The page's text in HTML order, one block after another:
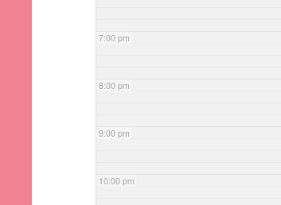
7:00 pm
8:00 pm
9:00 pm
10:00 pm